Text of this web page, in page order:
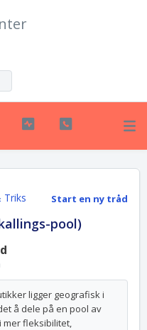
Start en ny tråd
Triks
pool)
ligger geografisk i
å dele på en pool av
mer fleksibilitet,